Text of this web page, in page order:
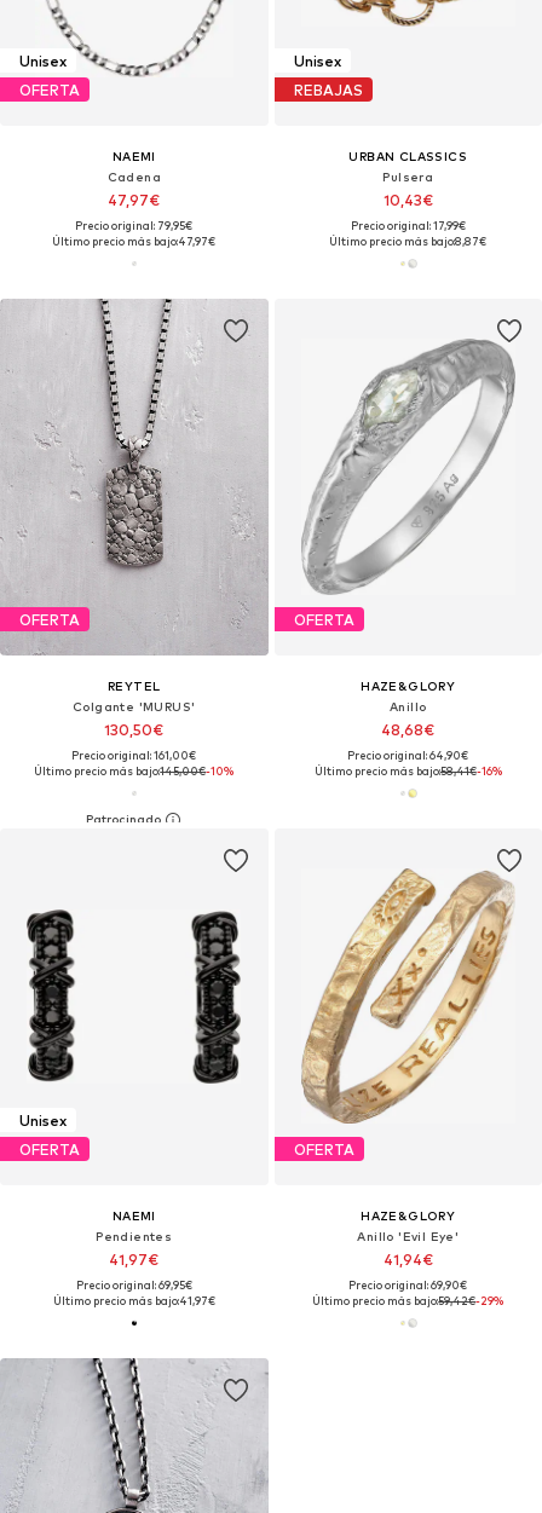
Unisex
OFERTA
NAEMI
Cadena
47,97€
Precio original: 79,95€
Último precio más bajo:47,97€
Unisex
REBAJAS
URBAN CLASSICS
Pulsera
10,43€
Precio original: 17,99€
Último precio más bajo:8,87€
OFERTA
REYTEL
Colgante 'MURUS'
130,50€
Precio original: 161,00€
Último precio más bajo:145,00€-10%
OFERTA
HAZE&GLORY
Anillo
48,68€
Precio original: 64,90€
Último precio más bajo:58,41€-16%
Unisex
OFERTA
NAEMI
Pendientes
41,97€
Precio original: 69,95€
Último precio más bajo:41,97€
OFERTA
HAZE&GLORY
Anillo 'Evil Eye'
41,94€
Precio original: 69,90€
Último precio más bajo:59,42€-29%